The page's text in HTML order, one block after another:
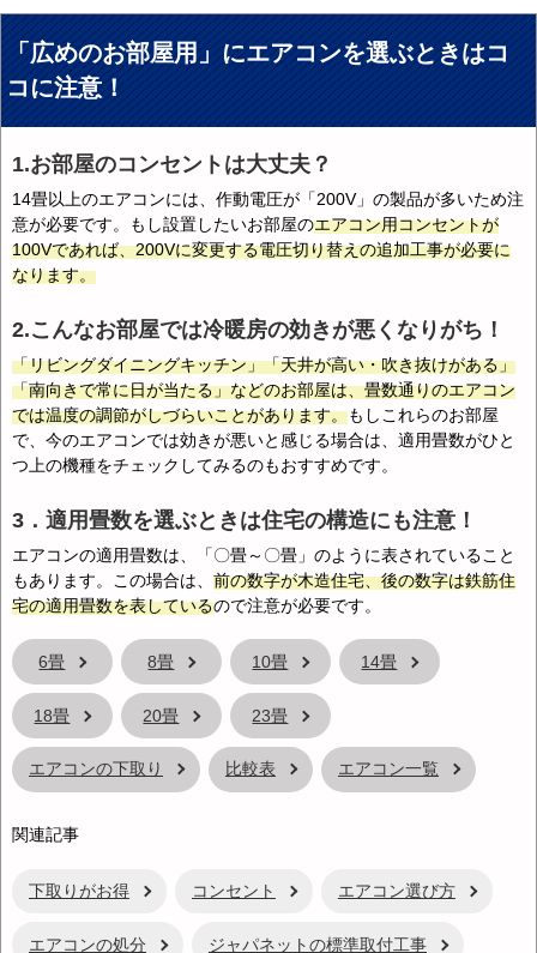
「広めのお部屋用」にエアコンを選ぶときはコ
コに注意！
1.お部屋のコンセントは大丈夫？
14畳以上のエアコンには、作動電圧が「200V」の製品が多いため注
意が必要です。もし設置したいお部屋のエアコン用コンセントが
100Vであれば、200Vに変更する電圧切り替えの追加工事が必要に
なります。
2.こんなお部屋では冷暖房の効きが悪くなりがち！
「リビングダイニングキッチン」「天井が高い・吹き抜けがある」
「南向きで常に日が当たる」などのお部屋は、畳数通りのエアコン
では温度の調節がしづらいことがあります。もしこれらのお部屋
で、今のエアコンでは効きが悪いと感じる場合は、適用畳数がひと
つ上の機種をチェックしてみるのもおすすめです。
3．適用畳数を選ぶときは住宅の構造にも注意！
エアコンの適用畳数は、「〇畳～〇畳」のように表されていること
もあります。この場合は、 前の数字が木造住宅、後の数字は鉄筋住
宅の適用畳数を表しているので注意が必要です。
6畳 8畳 10畳 14畳
18畳 20畳 23畳
エアコンの下取り 比較表 エアコン一覧
関連記事
下取りがお得 コンセント エアコン選び方
エアコンの処分 ジャパネットの標準取付工事